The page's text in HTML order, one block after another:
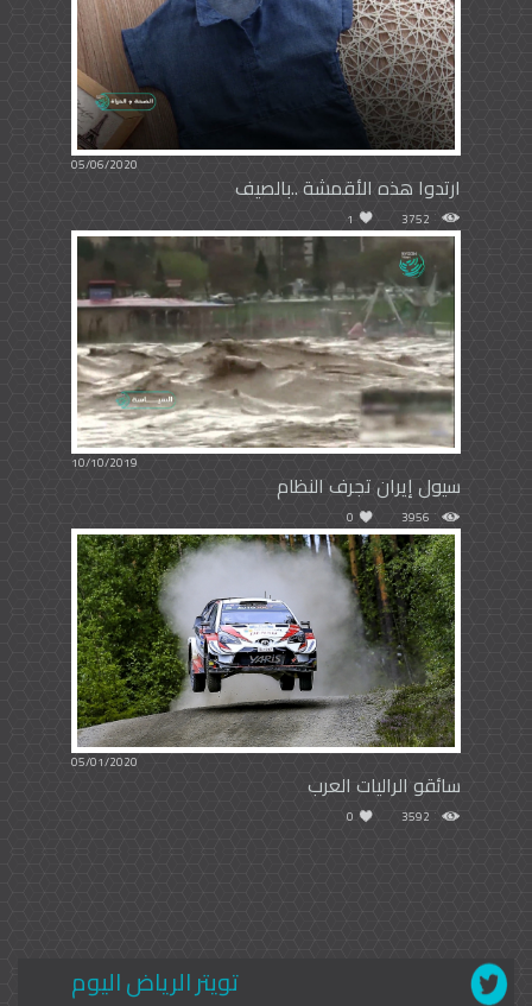
05/06/2020
ارتدوا هذه الأقمشة ..بالصيف
3752
1
10/10/2019
سيول إيران تجرف النظام
3956
0
05/01/2020
سائقو الراليات العرب
3592
0
تويتر الرياض اليوم